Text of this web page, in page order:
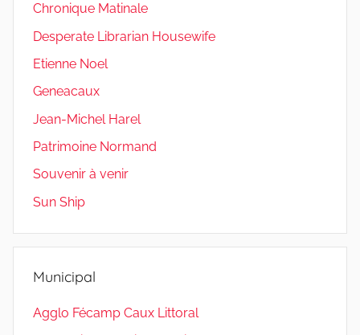
Chronique Matinale
Desperate Librarian Housewife
Etienne Noel
Geneacaux
Jean-Michel Harel
Patrimoine Normand
Souvenir à venir
Sun Ship
Municipal
Agglo Fécamp Caux Littoral